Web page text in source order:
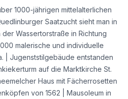
1000-jährigen mittelalterlichen
Saatzucht sieht man in
Wassertorstraße in Richtung
malerische und individuelle
| Jugenststilgebäude entstanden
auf die Marktkirche St.
Haus mit Fächerrosetten
von 1562 | Mausoleum in